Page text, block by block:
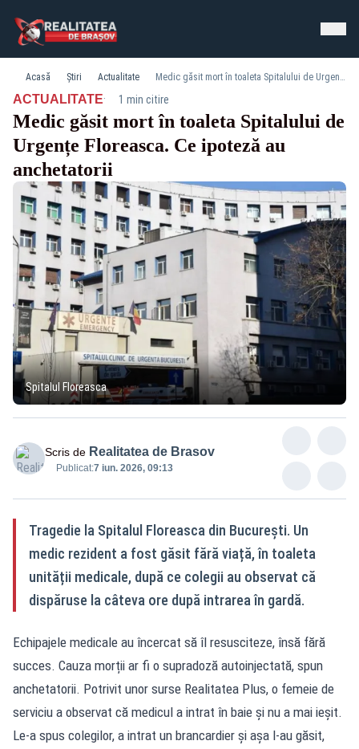
Acasă Știri Actualitate Medic găsit mort în toaleta Spitalului de Urgențe Floreasca. Ce ipoteză au anchetatorii
ACTUALITATE· 1 min citire
Medic găsit mort în toaleta Spitalului de
Urgențe Floreasca. Ce ipoteză au
anchetatorii
Spitalul Floreasca
Scris de Realitatea de Brasov
Publicat:7 iun. 2026, 09:13
Tragedie la Spitalul Floreasca din București. Un
medic rezident a fost găsit fără viață, în toaleta
unității medicale, după ce colegii au observat că
dispăruse la câteva ore după intrarea în gardă.
Echipajele medicale au încercat să îl resusciteze, însă fără
succes. Cauza morții ar fi o supradoză autoinjectată, spun
anchetatorii. Potrivit unor surse Realitatea Plus, o femeie de
serviciu a observat că medicul a intrat în baie și nu a mai ieșit.
Le-a spus colegilor, a intrat un brancardier și așa l-au găsit,